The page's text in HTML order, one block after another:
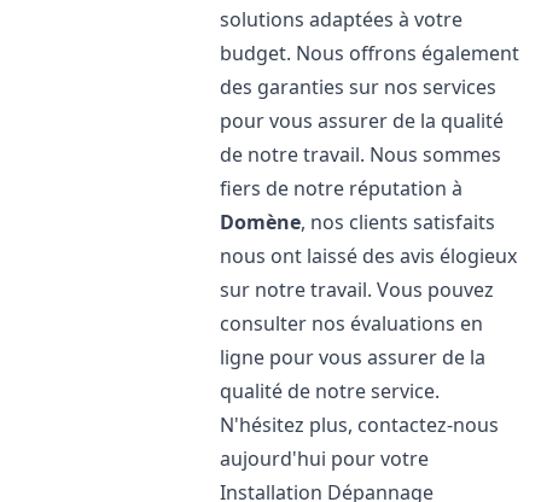
solutions adaptées à votre
budget. Nous offrons également
des garanties sur nos services
pour vous assurer de la qualité
de notre travail. Nous sommes
fiers de notre réputation à
Domène, nos clients satisfaits
nous ont laissé des avis élogieux
sur notre travail. Vous pouvez
consulter nos évaluations en
ligne pour vous assurer de la
qualité de notre service.
N'hésitez plus, contactez-nous
aujourd'hui pour votre
Installation Dépannage